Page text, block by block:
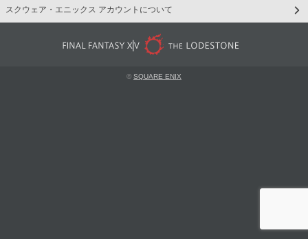
スクウェア・エニックス アカウントについて
©SQUARE ENIX